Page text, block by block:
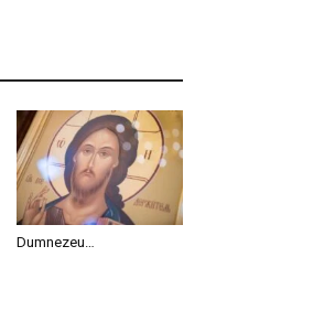
Dumnezeu…